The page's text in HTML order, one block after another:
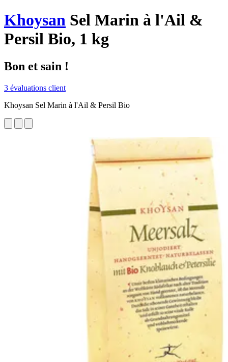
Khoysan Sel Marin à l'Ail &
Persil Bio, 1 kg
Bon et sain !
3 évaluations client
Khoysan Sel Marin à l'Ail & Persil Bio